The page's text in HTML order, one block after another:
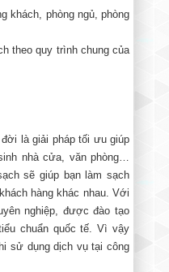
khách, phòng ngủ, phòng
theo quy trình chung của
là giải pháp tối ưu giúp
nhà cửa, văn phòng…
sẽ giúp bạn làm sạch
hàng khác nhau. Với
nghiệp, được đào tạo
chuẩn quốc tế. Vì vậy
sử dụng dịch vụ tại công